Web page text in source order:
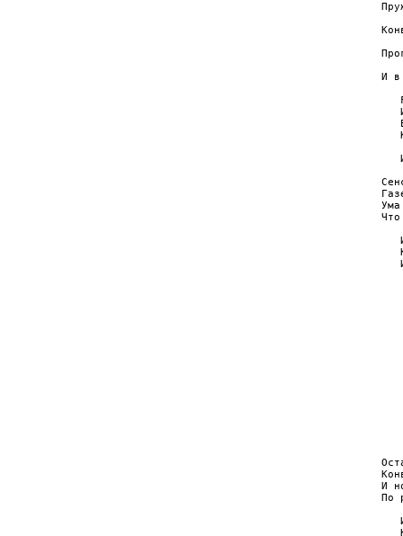
И в
И
По